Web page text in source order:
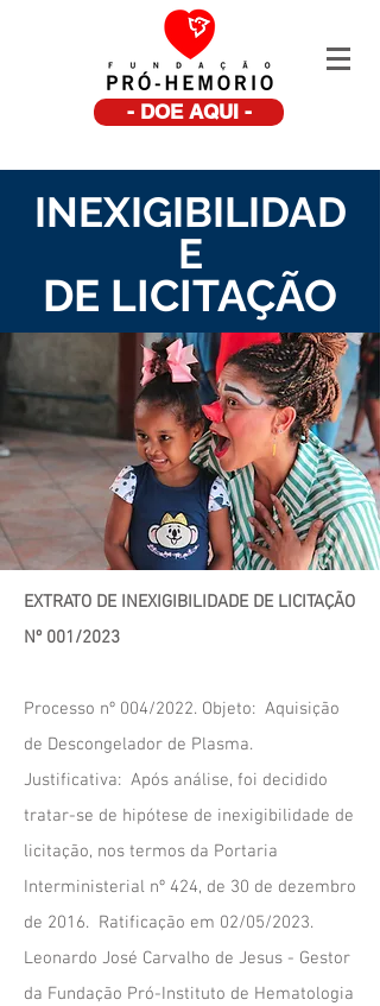
- DOE AQUI -
INEXIGIBILIDAD
E
DE LICITAÇÃO
EXTRATO DE INEXIGIBILIDADE DE LICITAÇÃO
Nº 001/2023
Processo nº 004/2022. Objeto: Aquisição
de Descongelador de Plasma.
Justificativa: Após análise, foi decidido
tratar-se de hipótese de inexigibilidade de
licitação, nos termos da Portaria
Interministerial nº 424, de 30 de dezembro
de 2016. Ratificação em 02/05/2023.
Leonardo José Carvalho de Jesus - Gestor
da Fundação Pró-Instituto de Hematologia